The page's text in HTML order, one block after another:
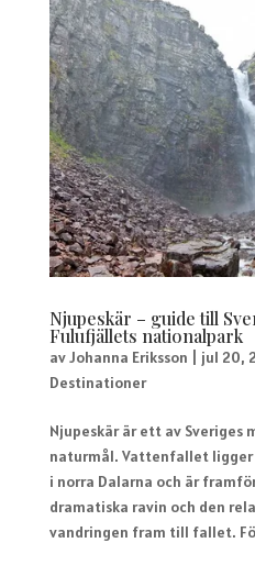
Njupeskär – guide till
Fulufjällets nationalpark
avJohanna Eriksson jul 20,
Destinationer
Njupeskär är ett av Sveriges
naturmål. Vattenfallet
i norra Dalarna och är
dramatiska ravin och den
vandringen fram till fallet.